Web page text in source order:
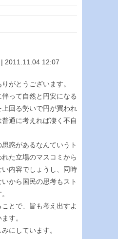
| 2011.11.04 12:07
がとうございます。
って自然と円安になる
回る勢いで円が買われ
通に考えれば凄く不自
惑があるなんていうト
た立場のマスコミから
内容でしょうし、同時
から国民の思考もスト
とで、皆も考え出すよ
す。
にしています。